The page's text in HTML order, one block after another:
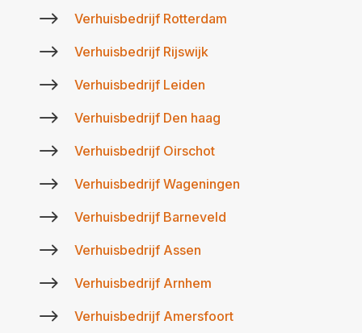
$ Verhuisbedrijf Rotterdam
$ Verhuisbedrijf Rijswijk
$ Verhuisbedrijf Leiden
$ Verhuisbedrijf Den haag
$ Verhuisbedrijf Oirschot
$ Verhuisbedrijf Wageningen
$ Verhuisbedrijf Barneveld
$ Verhuisbedrijf Assen
$ Verhuisbedrijf Arnhem
$ Verhuisbedrijf Amersfoort